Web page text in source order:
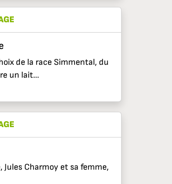
de la race Simmental, du
un lait...
Charmoy et sa femme,